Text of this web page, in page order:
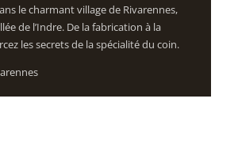
le charmant village de Rivarennes,
de l’Indre. De la fabrication à la
les secrets de la spécialité du coin.